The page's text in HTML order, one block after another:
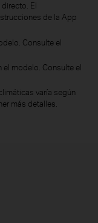
El
de la App
Consulte el
el modelo. Consulte el
varía según
más detalles.